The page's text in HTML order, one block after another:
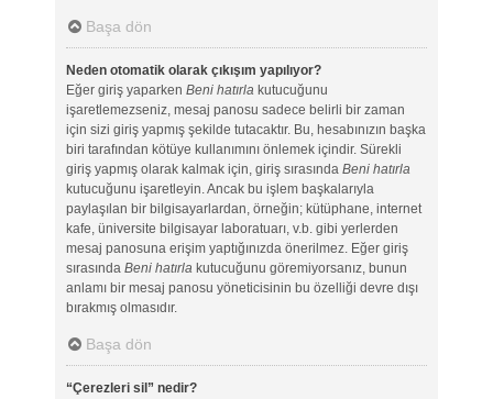
Başa dön
Neden otomatik olarak çıkışım yapılıyor?
Eğer giriş yaparken Beni hatırlakutucuğunu
işaretlemezseniz, mesaj panosu sadece belirli bir zaman
için sizi giriş yapmış şekilde tutacaktır. Bu, hesabınızın başka
biri tarafından kötüye kullanımını önlemek içindir. Sürekli
giriş yapmış olarak kalmak için, giriş sırasında Beni hatırla
kutucuğunu işaretleyin. Ancak bu işlem başkalarıyla
paylaşılan bir bilgisayarlardan, örneğin; kütüphane, internet
kafe, üniversite bilgisayar laboratuarı, v.b. gibi yerlerden
mesaj panosuna erişim yaptığınızda önerilmez. Eğer giriş
sırasında Beni hatırlakutucuğunu göremiyorsanız, bunun
anlamı bir mesaj panosu yöneticisinin bu özelliği devre dışı
bırakmış olmasıdır.
Başa dön
“Çerezleri sil” nedir?